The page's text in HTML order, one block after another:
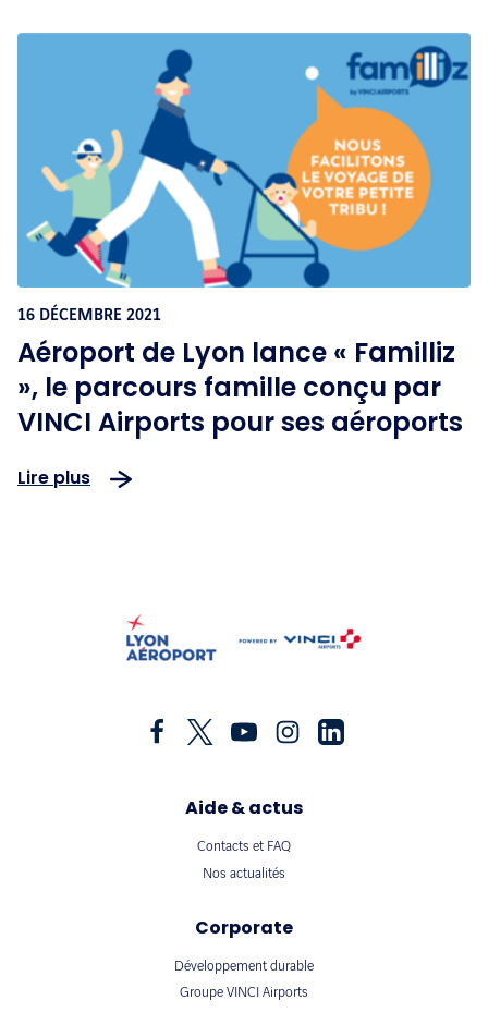
16 DÉCEMBRE 2021
Aéroport de Lyon lance « Familliz
», le parcours famille conçu par
VINCI Airports pour ses aéroports
Lire plus
Aide & actus
Contacts et FAQ
Nos actualités
Corporate
Développement durable
Groupe VINCI Airports